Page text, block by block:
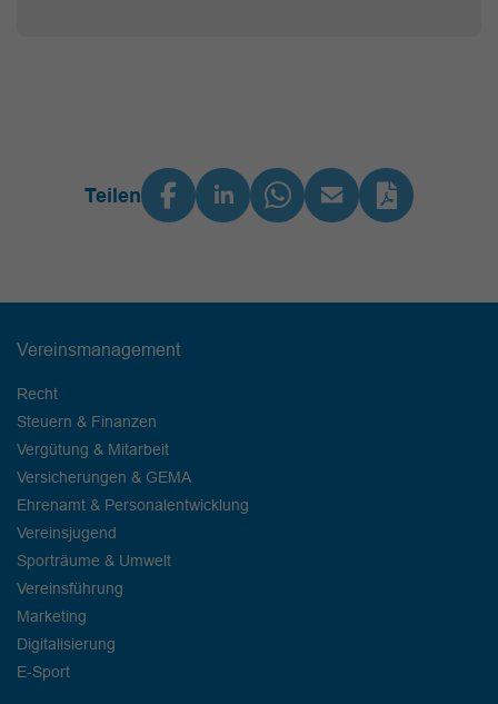
Teilen
Vereinsmanagement
Recht
Steuern & Finanzen
Vergütung & Mitarbeit
Versicherungen & GEMA
Ehrenamt & Personalentwicklung
Vereinsjugend
Sporträume & Umwelt
Vereinsführung
Marketing
Digitalisierung
E-Sport